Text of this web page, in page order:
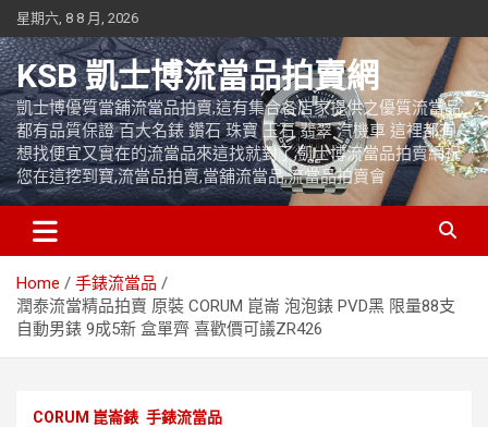
Skip
to
content
星期六, 8 8 月, 2026
KSB 凱士博流當品拍賣網
凱士博優質當舖流當品拍賣,這有集合各店家提供之優質流當品,
都有品質保證 百大名錶 鑽石 珠寶 玉石 翡翠 汽機車 這裡都有
想找便宜又實在的流當品來這找就對了,凱士博流當品拍賣網祝
您在這挖到寶,流當品拍賣,當舖流當品,流當品拍賣會
Home
手錶流當品
潤泰流當精品拍賣 原裝 CORUM 崑崙 泡泡錶 PVD黑 限量88支
自動男錶 9成5新 盒單齊 喜歡價可議ZR426
CORUM 崑崙錶 手錶流當品